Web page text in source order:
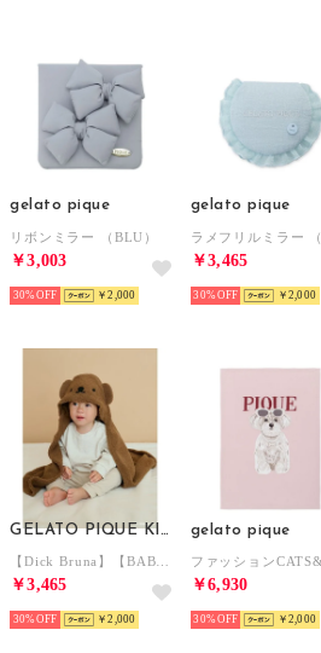
gelato pique
リボンミラー （BLU）
￥3,003
30% ￥2,000
gelato pique
￥3,465
30% ￥2,000
GELATO PIQUE KIDS & BABY
￥3,465
30% ￥2,000
gelato pique
￥6,930
30% ￥2,000